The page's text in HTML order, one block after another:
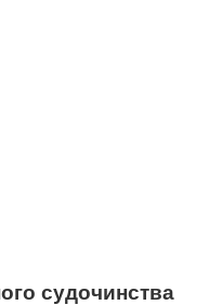
судочинства